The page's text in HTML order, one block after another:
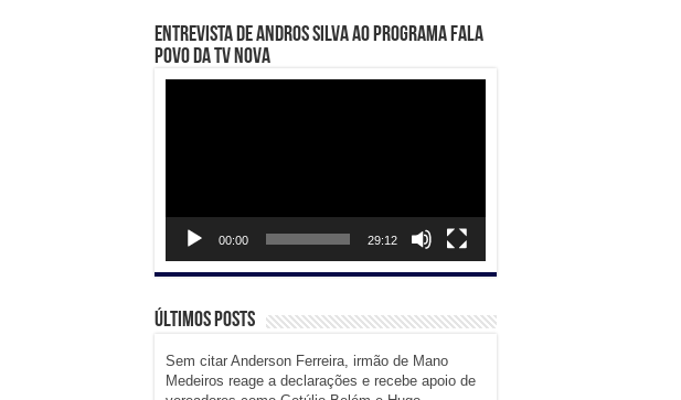
Entrevista de Andros Silva ao programa Fala
Povo da TV Nova
00:00 29:12
Últimos posts
Sem citar Anderson Ferreira, irmão de Mano
Medeiros reage a declarações e recebe apoio de